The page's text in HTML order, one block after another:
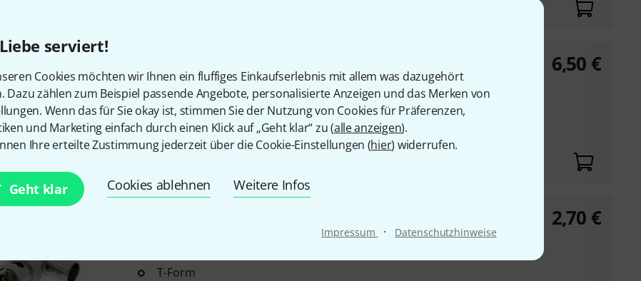
serviert!
Cookies möchten wir Ihnen ein fluffiges Einkaufserlebnis mit allem was dazugehört
Dazu zählen zum Beispiel passende Angebote, personalisierte Anzeigen und das Merken von
Wenn das für Sie okay ist, stimmen Sie der Nutzung von Cookies für Präferenzen,
und Marketing einfach durch einen Klick auf „Geht klar“ zu (alle anzeigen).
Ihre erteilte Zustimmung jederzeit über die Cookie-Einstellungen (hier) widerrufen.
Geht klar Cookies ablehnen Weitere Infos
Impressum · Datenschutzhinweise
10
für Harting PG 29 Trompete
made in EU
6,50 €
T-Form
2,70 €